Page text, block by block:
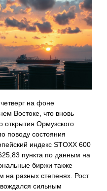
на фоне
Востоке, что вновь
открытия Ормузского
поводу состояния
индекс STOXX 600
пункта по данным на
биржи также
на разных степенях. Рост
сильным